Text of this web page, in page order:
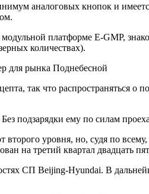
аналоговых кнопок и
платформе E-GMP,
количествах).
так что
подзарядки ему по силам
второго уровня, но, судя по
на третий квартал двадцать
СП Beijing-Hyundai. В